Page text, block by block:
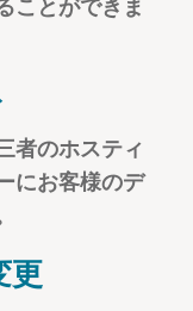
ことができま
者のホスティ
にお客様のデ
更